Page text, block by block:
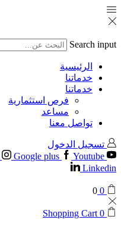
Search input
الرئيسية
خدماتنا
خدماتنا
فرص استثمارية
مساعد
تواصل معنا
تسجيل الدخول
Google plus
Youtube
Linkedin
0
0
0
Shopping Cart